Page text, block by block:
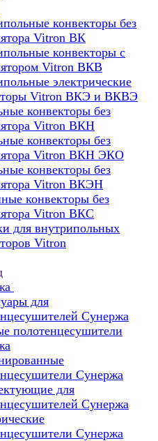
конвекторы без
Vitron ВК
конвекторы с
Vitron ВКВ
электрические
Vitron ВКЭ и ВКВЭ
конвекторы без
Vitron ВКН
конвекторы без
Vitron ВКН ЭКО
конвекторы без
Vitron ВКЭН
конвекторы без
Vitron ВКС
для внутрипольных
Vitron
для
Сунержа
полотенцесушители
Сунержа
для
Сунержа
Сунержа